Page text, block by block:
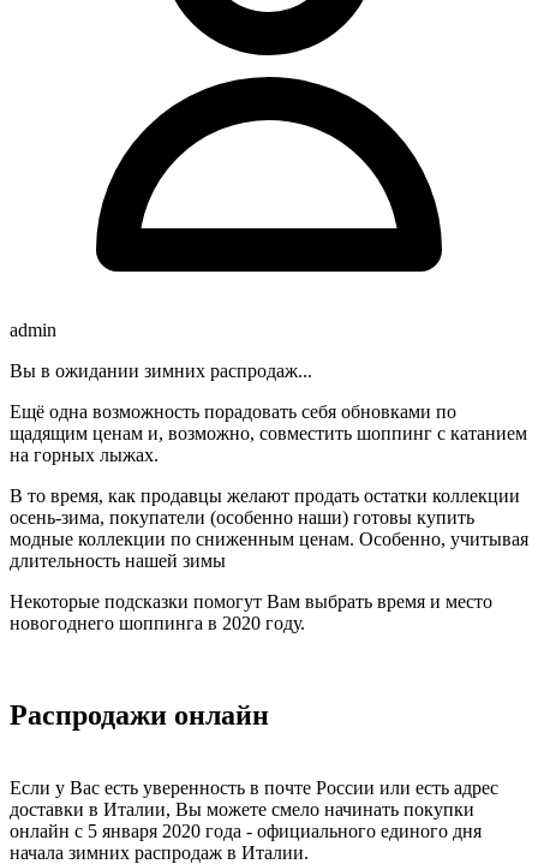
admin
Вы в ожидании зимних распродаж...
Ещё одна возможность порадовать себя обновками по
щадящим ценам и, возможно, совместить шоппинг с катанием
на горных лыжах.
В то время, как продавцы желают продать остатки коллекции
осень-зима, покупатели (особенно наши) готовы купить
модные коллекции по сниженным ценам. Особенно, учитывая
длительность нашей зимы
Некоторые подсказки помогут Вам выбрать время и место
новогоднего шоппинга в 2020 году.
Распродажи онлайн
Если у Вас есть уверенность в почте России или есть адрес
доставки в Италии, Вы можете смело начинать покупки
онлайн с 5 января 2020 года - официального единого дня
начала зимних распродаж в Италии.